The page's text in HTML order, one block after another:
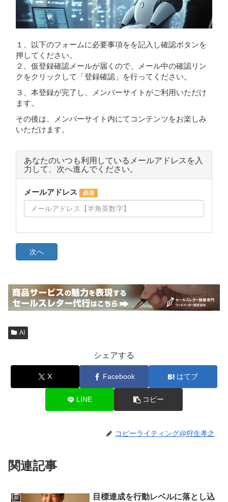
AI
シェアする
X Facebook はてブ
LINE コピー
コピーライティング@狩生孝之
関連記事
AI
目標達成を行動レベルに落とし込